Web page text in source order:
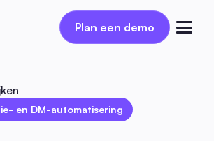
Plan een demo
Plan een demo
en DM-automatisering